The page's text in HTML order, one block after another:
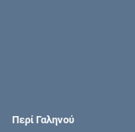
Περί Γαληνού